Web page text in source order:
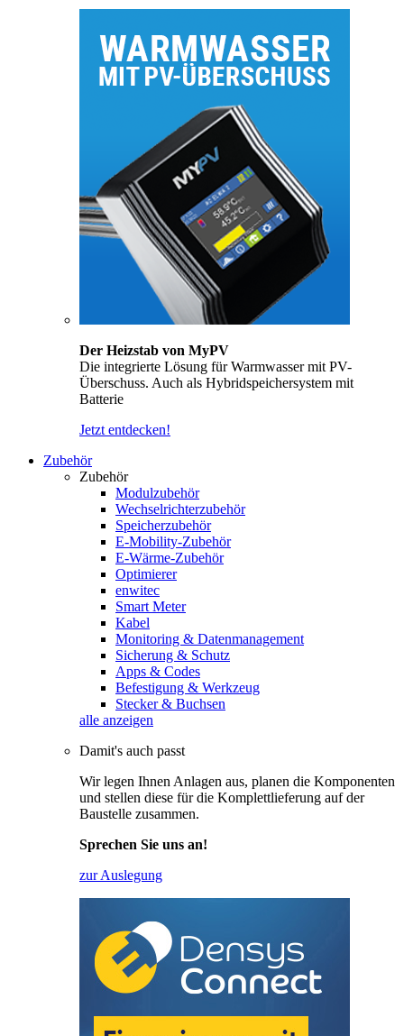
Der Heizstab von MyPV
Die integrierte Lösung für Warmwasser mit PV-
Überschuss. Auch als Hybridspeichersystem mit
Batterie
Jetzt entdecken!
Zubehör
Zubehör
Modulzubehör
Wechselrichterzubehör
Speicherzubehör
E-Mobility-Zubehör
E-Wärme-Zubehör
Optimierer
enwitec
Smart Meter
Kabel
Monitoring & Datenmanagement
Sicherung & Schutz
Apps & Codes
Befestigung & Werkzeug
Stecker & Buchsen
alle anzeigen
Damit's auch passt
Wir legen Ihnen Anlagen aus, planen die Komponenten
und stellen diese für die Komplettlieferung auf der
Baustelle zusammen.
Sprechen Sie uns an!
zur Auslegung